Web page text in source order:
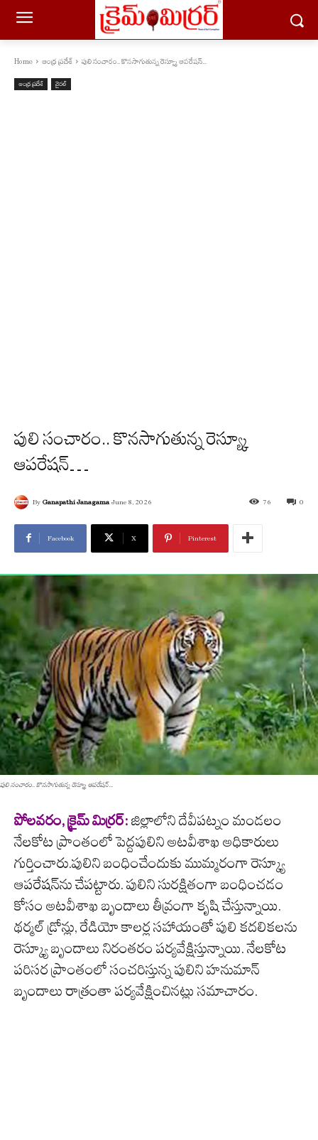
Home ఆంధ్ర ప్రదేశ్ పులి సంచారం.. కొన‌సాగుతున్న రెస్య్కూ ఆప‌రేష‌న్‌...
ఆంధ్ర ప్రదేశ్ వైరల్
పులి సంచారం.. కొన‌సాగుతున్న రెస్య్కూ
ఆప‌రేష‌న్‌…
By Ganapathi Janagama June 8, 2026 0
76
Facebook X Pinterest
పులి సంచారం.. కొన‌సాగుతున్న రెస్య్కూ ఆప‌రేష‌న్‌...
పోల‌వ‌రం, క్రైమ్ మిర్ర‌ర్‌: జిల్లాలోని దేవీపట్నం మండలం
నేలకోట ప్రాంతంలో పెద్దపులిని అటవీశాఖ అధికారులు
గుర్తించారు.పులిని బంధించేందుకు ముమ్మరంగా రెస్క్యూ
ఆపరేషన్‌ను చేపట్టారు. పులిని సురక్షితంగా బంధించడం
కోసం అటవీశాఖ బృందాలు తీవ్రంగా కృషి చేస్తున్నాయి.
థర్మల్ డ్రోన్లు, రేడియో కాలర్ల సహాయంతో పులి కదలికలను
రెస్క్యూ బృందాలు నిరంతరం పర్యవేక్షిస్తున్నాయి. నేలకోట
పరిసర ప్రాంతంలో సంచరిస్తున్న పులిని హనుమాన్
బృందాలు రాత్రంతా పర్యవేక్షించినట్లు సమాచారం.